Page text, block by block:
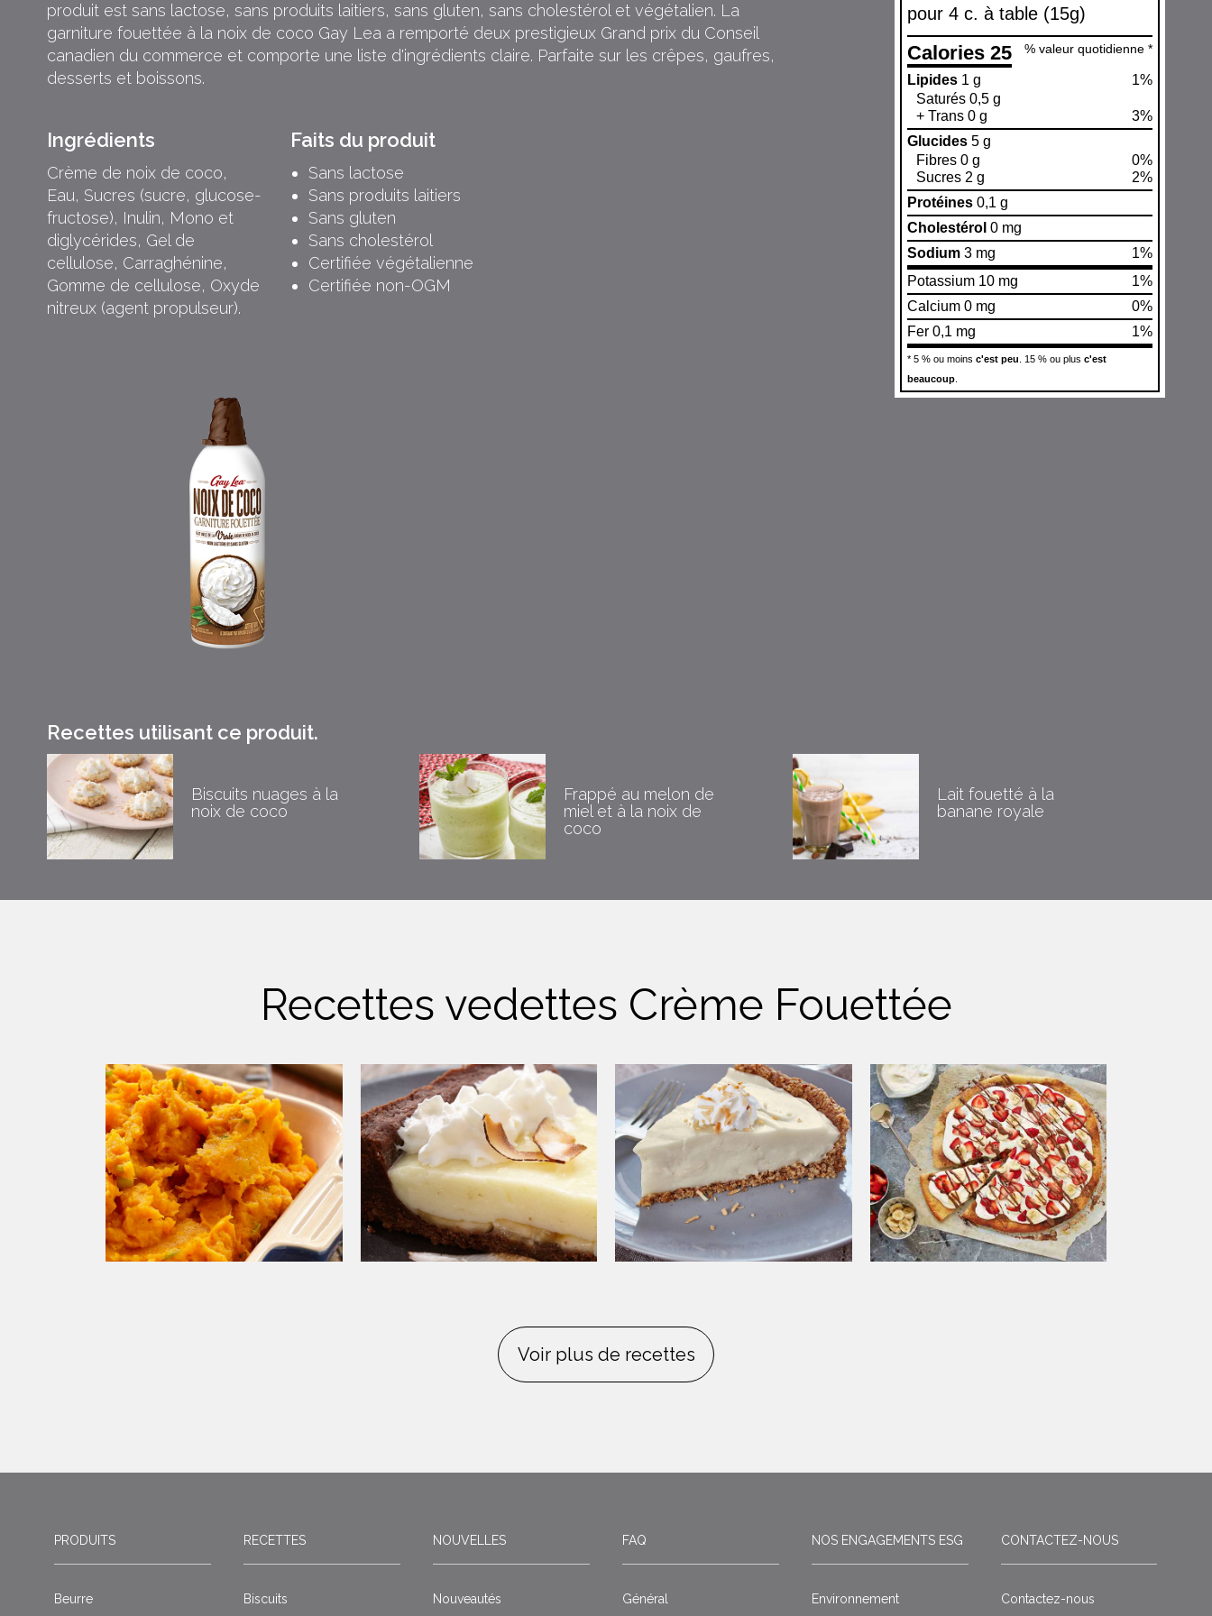
produit est sans lactose, sans produits laitiers, sans gluten, sans cholestérol et végétalien. La
garniture fouettée à la noix de coco Gay Lea a remporté deux prestigieux Grand prix du Conseil
canadien du commerce et comporte une liste d'ingrédients claire. Parfaite sur les crêpes, gaufres,
desserts et boissons.
Ingrédients
Crème de noix de coco,
Eau, Sucres (sucre, glucose-
fructose), Inulin, Mono et
diglycérides, Gel de
cellulose, Carraghénine,
Gomme de cellulose, Oxyde
nitreux (agent propulseur).
Faits du produit
Sans lactose
Sans produits laitiers
Sans gluten
Sans cholestérol
Certifiée végétalienne
Certifiée non-OGM
pour 4 c. à table (15g)
Calories 25 % valeur quotidienne *
Lipides 1 g
1%
Saturés 0,5 g
+ Trans 0 g
3%
Glucides 5 g
Fibres 0 g
0%
Sucres 2 g
2%
Protéines 0,1 g
Cholestérol 0 mg
Sodium 3 mg
1%
Potassium 10 mg
1%
Calcium 0 mg
0%
Fer 0,1 mg
1%
* 5 % ou moins c'est peu . 15 % ou plus c'est
beaucoup
Recettes utilisant ce produit.
Biscuits nuages à la
noix de coco
Frappé au melon de
miel et à la noix de
coco
Lait fouetté à la
banane royale
Recettes vedettes Crème Fouettée
Voir plus de recettes
PRODUITS
Beurre
RECETTES
Biscuits
NOUVELLES
Nouveautés
FAQ
Général
NOS ENGAGEMENTS ESG
Environnement
CONTACTEZ-NOUS
Contactez-nous